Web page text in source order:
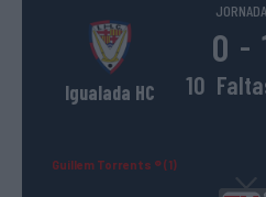
Igualada HC
0 -
10
Guillem Torrents ® (1)